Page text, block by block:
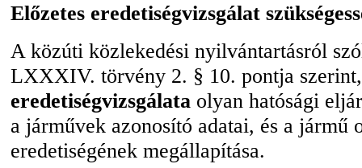
Előzetes eredetiségvizsgálat
A közúti közlekedési nyilvántartásról
LXXXIV. törvény 2. § 10. pontja
eredetiségvizsgálata olyan hatósági
a járművek azonosító adatai, és a jármű
eredetiségének megállapítása.